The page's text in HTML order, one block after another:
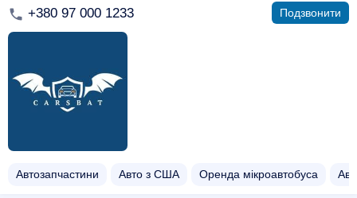
+380 97 000 1233 Подзвонити
Автозапчастини Авто з США Оренда мікроавтобуса